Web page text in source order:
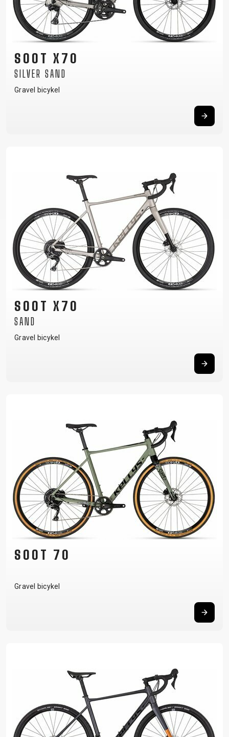
SOOT X70
SILVER SAND
Gravel bicykel
SOOT X70
SAND
Gravel bicykel
SOOT 70
Gravel bicykel